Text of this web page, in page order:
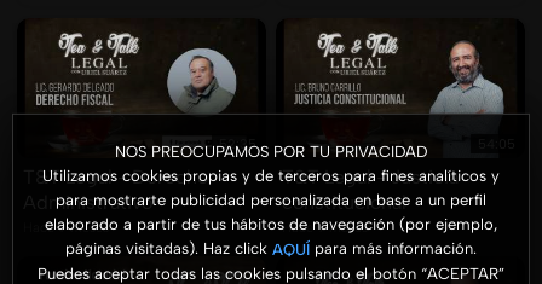
NOS PREOCUPAMOS POR TU PRIVACIDAD
Utilizamos cookies propias y de terceros para fines analíticos y
para mostrarte publicidad personalizada en base a un perfil
elaborado a partir de tus hábitos de navegación (por ejemplo,
páginas visitadas). Haz click AQUÍ para más información.
Puedes aceptar todas las cookies pulsando el botón “ACEPTAR”
52:35
T&T Legal - Derecho
Administrativo
Hace 9 meses
T&T Legal - Justicia
constitucional
Hace 9 meses